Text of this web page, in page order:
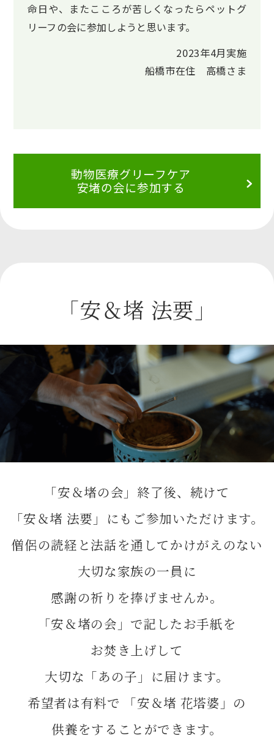
命日や、またこころが苦しくなったらペットグ
リーフの会に参加しようと思います。
2023年4月実施
船橋市在住 高橋さま
動物医療グリーフケア
安堵の会に参加する
「安＆堵 法要」
「安＆堵の会」終了後、続けて
「安＆堵 法要」にもご参加いただけます。
僧侶の読経と法話を通してかけがえのない
大切な家族の一員に
感謝の祈りを捧げませんか。
「安＆堵の会」で記したお手紙を
お焚き上げして
大切な「あの子」に届けます。
希望者は有料で 「安＆堵 花塔婆」の
供養をすることができます。